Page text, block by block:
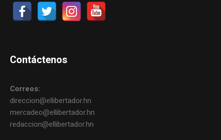
Contáctenos
Correos:
direccion@ellibertador.hn
mercadeo@ellibertador.hn
redaccion@ellibertador.hn